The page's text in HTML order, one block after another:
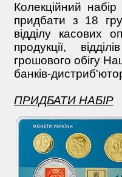
Колекційний
придбати з 18
відділу касових
продукції,
грошового обігу
банків-
ПРИДБАТИ НАБІР